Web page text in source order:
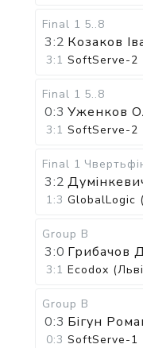
Final 1 5..8
3:2 Козаков
3:1 SoftServe-2
Final 1 5..8
0:3 Уженков
3:1 SoftServe-2
Final 1
3:2
1:3 GlobalLogic
Group B
3:0 Грибачов
3:1 Ecodox
Group B
0:3 Бігун
0:3 SoftServe-1